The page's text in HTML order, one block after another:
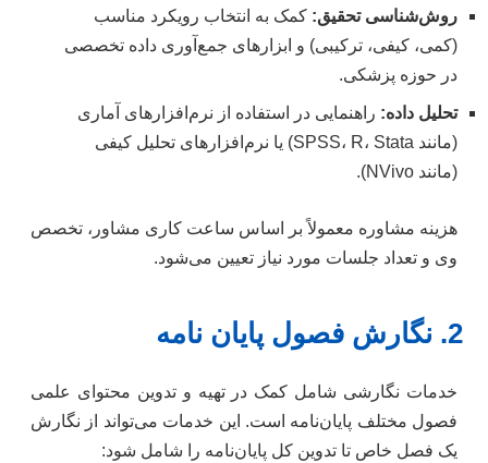
روش‌شناسی تحقیق: کمک به انتخاب رویکرد مناسب
(کمی، کیفی، ترکیبی) و ابزارهای جمع‌آوری داده تخصصی
در حوزه پزشکی.
تحلیل داده: راهنمایی در استفاده از نرم‌افزارهای آماری
(مانند SPSS، R، Stata) یا نرم‌افزارهای تحلیل کیفی
(مانند NVivo).
هزینه مشاوره معمولاً بر اساس ساعت کاری مشاور، تخصص
وی و تعداد جلسات مورد نیاز تعیین می‌شود.
2. نگارش فصول پایان نامه
خدمات نگارشی شامل کمک در تهیه و تدوین محتوای علمی
فصول مختلف پایان‌نامه است. این خدمات می‌تواند از نگارش
یک فصل خاص تا تدوین کل پایان‌نامه را شامل شود: